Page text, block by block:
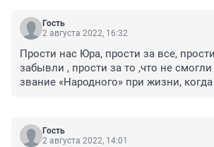
Гость
2 августа 2022, 16:32
Прости нас Юра, прости за все,
забывли , прости за то ,что не смогли
звание «Народного» при жизни,
Гость
2 августа 2022, 14:01